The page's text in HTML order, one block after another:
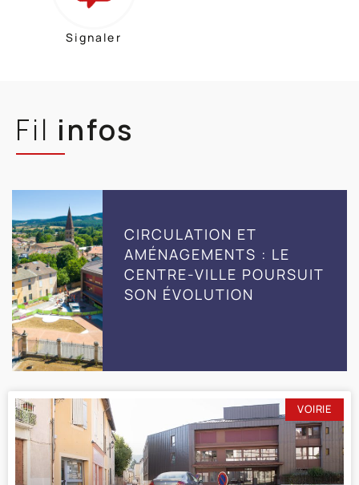
Signaler
Fil infos
CIRCULATION ET
AMÉNAGEMENTS : LE
CENTRE-VILLE POURSUIT
SON ÉVOLUTION
VOIRIE